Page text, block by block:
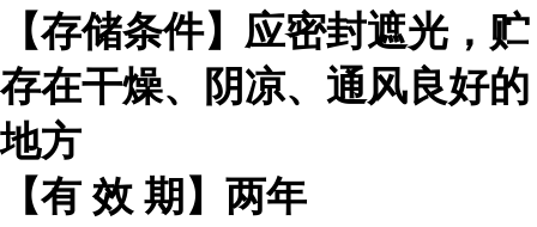
【存储条件】应密封遮光，贮
存在干燥、阴凉、通风良好的
地方
【有 效 期】两年